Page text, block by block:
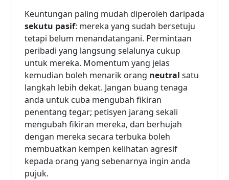
Keuntungan paling mudah diperoleh daripada
sekutu pasif: mereka yang sudah bersetuju
tetapi belum menandatangani. Permintaan
peribadi yang langsung selalunya cukup
untuk mereka. Momentum yang jelas
kemudian boleh menarik orang neutral satu
langkah lebih dekat. Jangan buang tenaga
anda untuk cuba mengubah fikiran
penentang tegar; petisyen jarang sekali
mengubah fikiran mereka, dan berhujah
dengan mereka secara terbuka boleh
membuatkan kempen kelihatan agresif
kepada orang yang sebenarnya ingin anda
pujuk.